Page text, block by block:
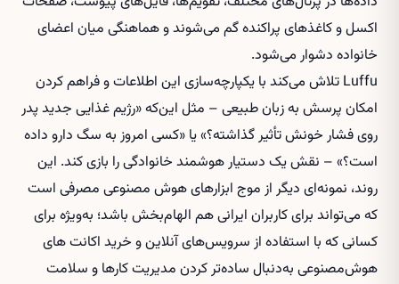
اکسل و کاغذهای پراکنده گم می‌شوند و هماهنگی میان اعضای
خانواده دشوار می‌شود.
Luffu تلاش می‌کند با یکپارچه‌سازی این اطلاعات و فراهم کردن
امکان پرسش به زبان طبیعی – مثل این‌که «رژیم غذایی جدید پدر
روی فشار خونش تأثیر گذاشته؟» یا «کسی امروز به سگ دارو داده
است؟» – نقش یک دستیار هوشمند خانوادگی را بازی کند. این
روند، نمونه‌ای دیگر از موج ابزارهای هوش مصنوعی مصرفی است
که می‌تواند برای کاربران ایرانی هم الهام‌بخش باشد؛ به‌ویژه برای
کسانی که با استفاده از سرویس‌های آنلاین و خرید اکانت های
هوش‌مصنوعی به‌دنبال ساده‌تر کردن مدیریت کارها و سلامت